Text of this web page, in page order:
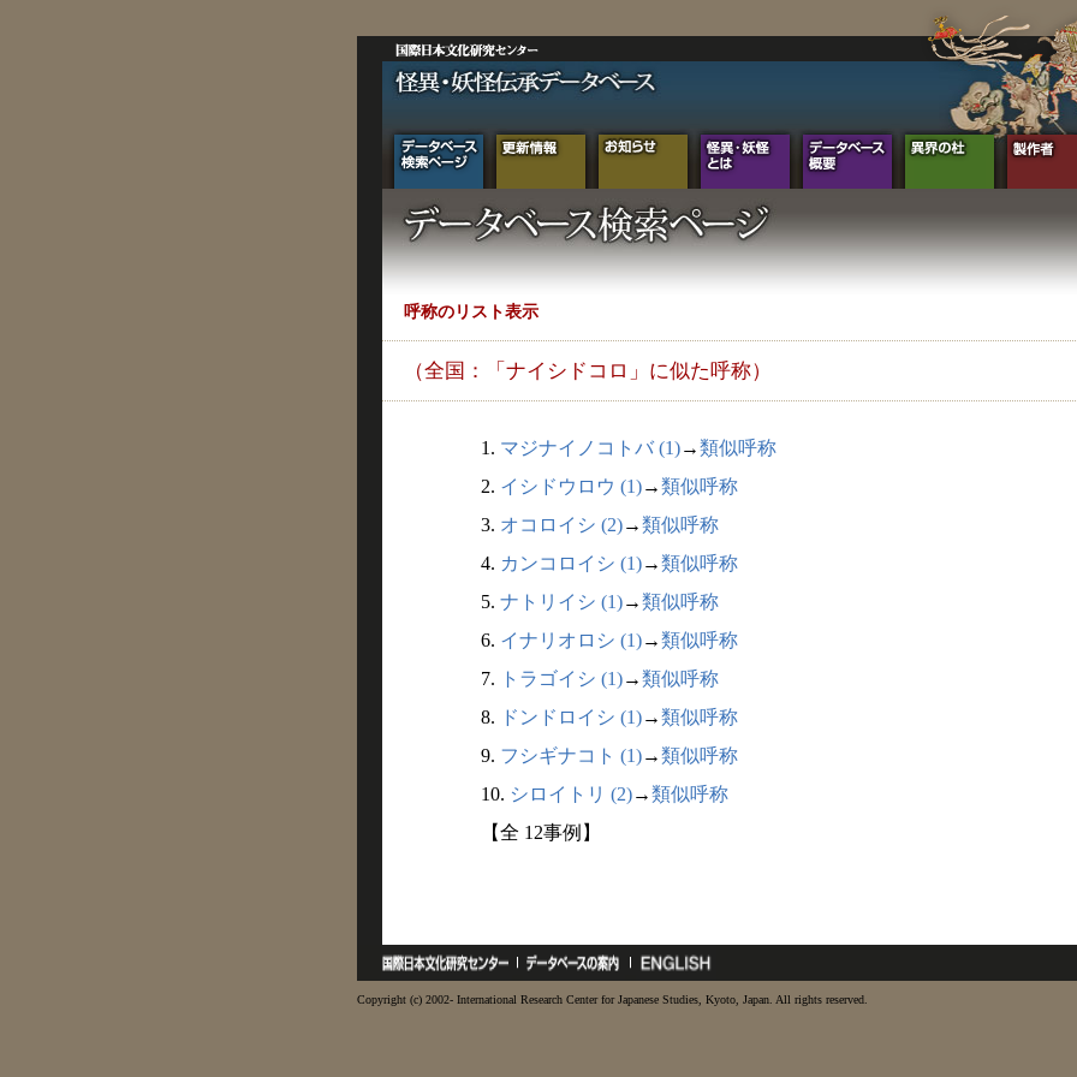
呼称のリスト表示
（全国：「ナイシドコロ」に似た呼称）
1. マジナイノコトバ (1)→類似呼称
2. イシドウロウ (1)→類似呼称
3. オコロイシ (2)→類似呼称
4. カンコロイシ (1)→類似呼称
5. ナトリイシ (1)→類似呼称
6. イナリオロシ (1)→類似呼称
7.
トラゴイシ (1)→類似呼称
8. ドンドロイシ (1)→類似呼称
9. フシギナコト (1)→類似呼称
10. シロイトリ (2)→類似呼称
【全 12事例】
Copyright (c) 2002- International Research Center for Japanese Studies, Kyoto, Japan. All rights reserved.